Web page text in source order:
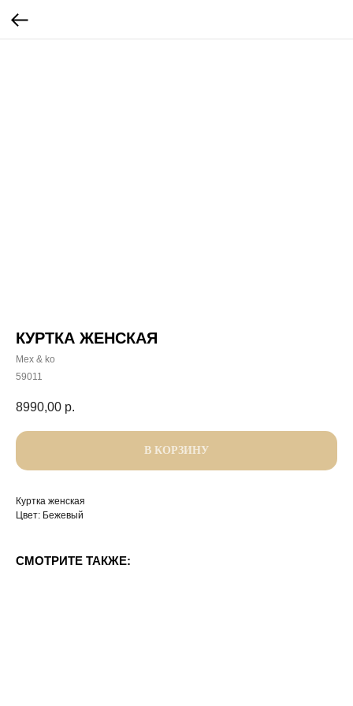
КУРТКА ЖЕНСКАЯ
Mex & ko
59011
8990,00 р.
В КОРЗИНУ
Куртка женская
Цвет: Бежевый
СМОТРИТЕ ТАКЖЕ: